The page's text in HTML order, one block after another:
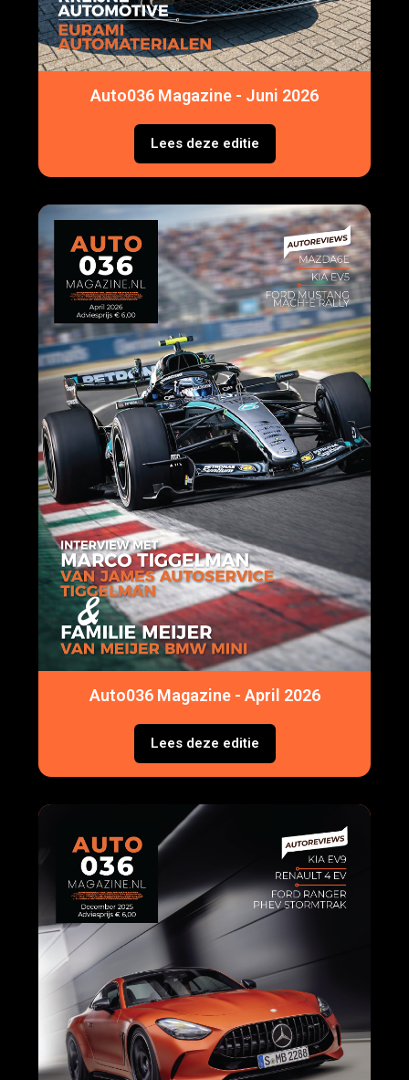
Auto036 Magazine - Juni 2026
Lees deze editie
Auto036 Magazine - April 2026
Lees deze editie